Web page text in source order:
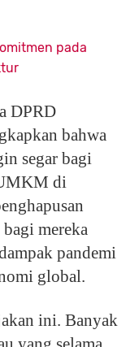
pada
DPRD
bahwa
segar bagi
di
mereka
pandemi
global.
ini. Banyak